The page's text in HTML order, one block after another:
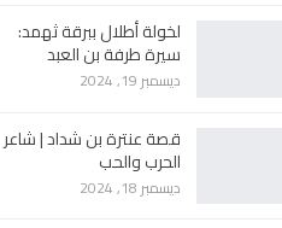
لخولة أطلال ببرقة ثهمد:
سيرة طرفة بن العبد
ديسمبر 19, 2024
قصة عنترة بن شداد | شاعر
الحرب والحب
ديسمبر 18, 2024